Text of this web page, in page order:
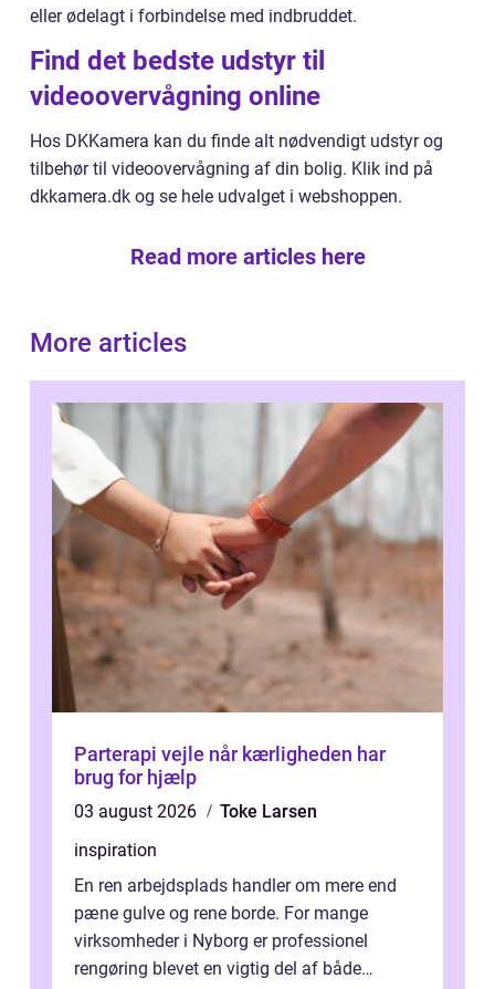
eller ødelagt i forbindelse med indbruddet.
Find det bedste udstyr til
videoovervågning online
Hos DKKamera kan du finde alt nødvendigt udstyr og
tilbehør til videoovervågning af din bolig. Klik ind på
dkkamera.dk og se hele udvalget i webshoppen.
Read more articles here
More articles
Parterapi vejle når kærligheden har
brug for hjælp
03 august 2026
Toke Larsen
inspiration
En ren arbejdsplads handler om mere end
pæne gulve og rene borde. For mange
virksomheder i Nyborg er professionel
rengøring blevet en vigtig del af både